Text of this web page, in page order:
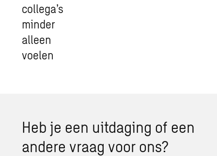
collega’s
minder
alleen
voelen
Heb je een uitdaging of een
andere vraag voor ons?